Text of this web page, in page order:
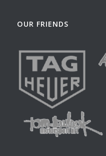
OUR FRIENDS